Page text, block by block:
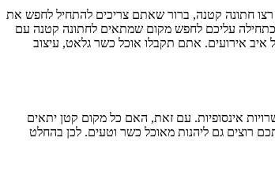
רצו חתונה קטנה, ברור שאתם צריכים להתחיל לחפש את
עליכם לחפש מקום שמתאים לחתונה קטנה עם
אירועים. אתם תקבלו אוכל כשר גלאט, עיצוב
אינסופיות. עם זאת, האם כל מקום קטן יתאים
רוצים גם ליהנות מאוכל כשר וטעים. לכן בהחלט